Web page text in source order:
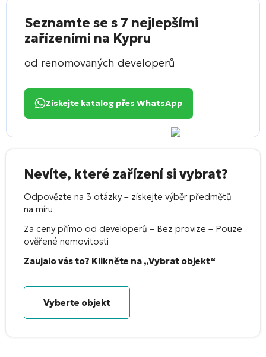
Seznamte se s 7 nejlepšími
zařízeními na Kypru
od renomovaných developerů
Získejte katalog přes WhatsApp
Nevíte, které zařízení si vybrat?
Odpovězte na 3 otázky – získejte výběr předmětů
na míru
Za ceny přímo od developerů – Bez provize – Pouze
ověřené nemovitosti
Zaujalo vás to? Klikněte na „Vybrat objekt“
Vyberte objekt